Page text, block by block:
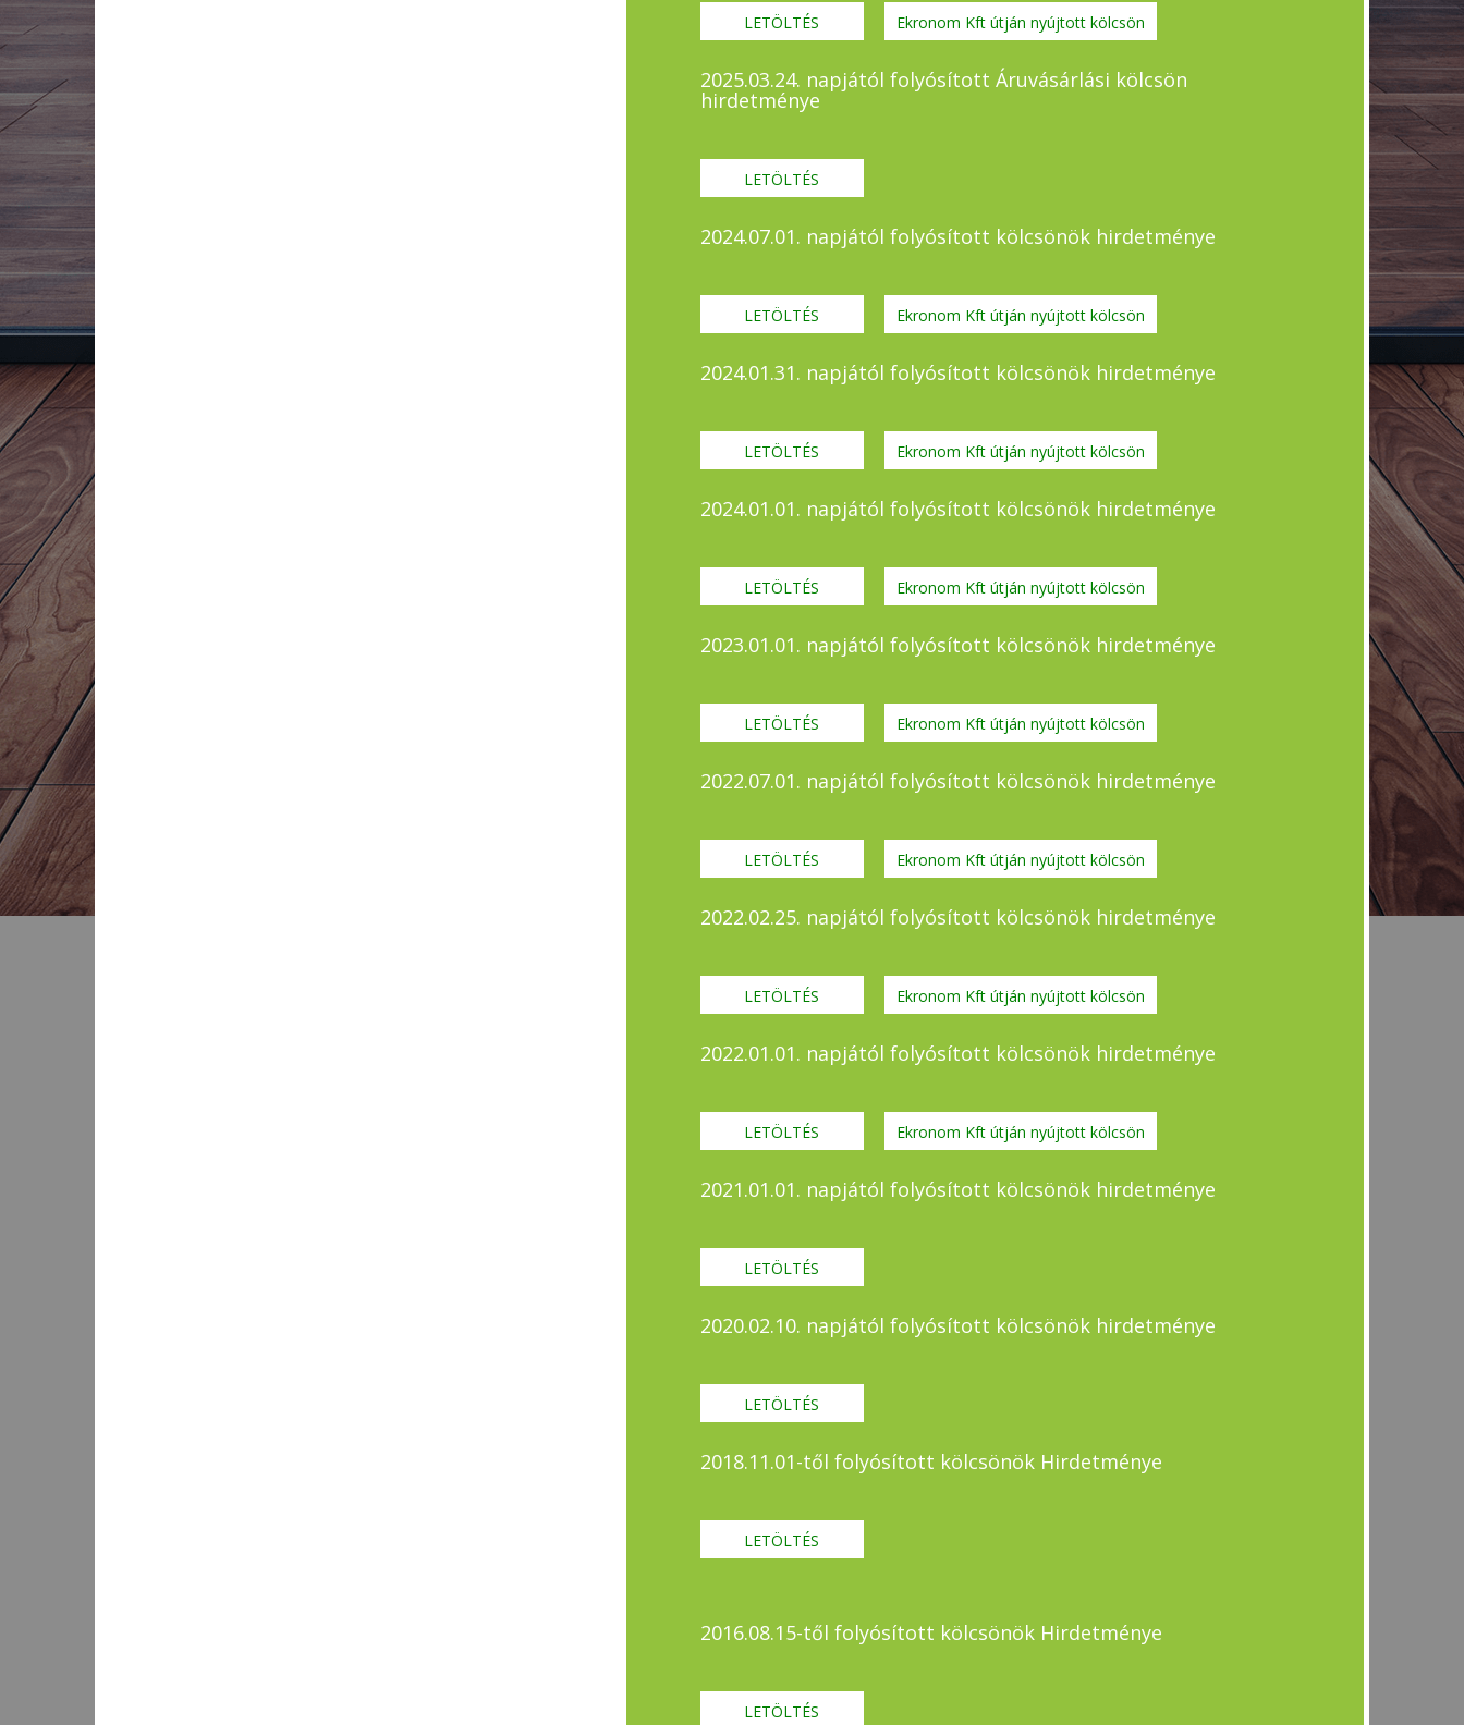
LETÖLTÉS Ekronom Kft útján nyújtott kölcsön
2025.03.24. napjától folyósított Áruvásárlási kölcsön
hirdetménye
LETÖLTÉS
2024.07.01. napjától folyósított kölcsönök hirdetménye
LETÖLTÉS Ekronom Kft útján nyújtott kölcsön
2024.01.31. napjától folyósított kölcsönök hirdetménye
LETÖLTÉS Ekronom Kft útján nyújtott kölcsön
2024.01.01. napjától folyósított kölcsönök hirdetménye
LETÖLTÉS Ekronom Kft útján nyújtott kölcsön
2023.01.01. napjától folyósított kölcsönök hirdetménye
LETÖLTÉS Ekronom Kft útján nyújtott kölcsön
2022.07.01. napjától folyósított kölcsönök hirdetménye
LETÖLTÉS Ekronom Kft útján nyújtott kölcsön
2022.02.25. napjától folyósított kölcsönök hirdetménye
LETÖLTÉS Ekronom Kft útján nyújtott kölcsön
2022.01.01. napjától folyósított kölcsönök hirdetménye
LETÖLTÉS Ekronom Kft útján nyújtott kölcsön
2021.01.01. napjától folyósított kölcsönök hirdetménye
LETÖLTÉS
2020.02.10. napjától folyósított kölcsönök hirdetménye
LETÖLTÉS
2018.11.01-től folyósított kölcsönök Hirdetménye
LETÖLTÉS
2016.08.15-től folyósított kölcsönök Hirdetménye
LETÖLTÉS